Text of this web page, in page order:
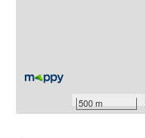
500 m
Type de
Année construction